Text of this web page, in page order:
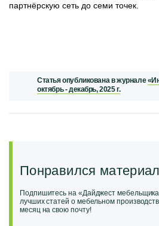
партнёрскую сеть до семи точек.
Статья опубликована в журнале
октябрь - декабрь, 2025 г.
Понравился
Подпишитесь на «Дайджест
лучших статей о мебельном
месяц на свою почту!